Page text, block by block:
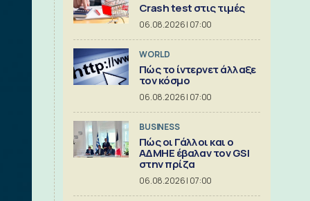
Crash test στις τιμές
06.08.2026 | 07:00
WORLD
Πώς το ίντερνετ άλλαξε
τον κόσμο
06.08.2026 | 07:00
BUSINESS
Πώς οι Γάλλοι και ο
ΑΔΜΗΕ έβαλαν τον GSI
στην πρίζα
06.08.2026 | 07:00